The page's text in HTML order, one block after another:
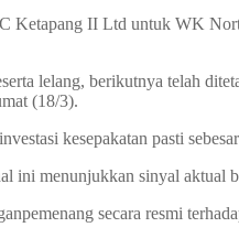
Ketapang II Ltd untuk WK
lelang, berikutnya telah
(18/3).
kesepakatan pasti
ini menunjukkan sinyal
secara resmi